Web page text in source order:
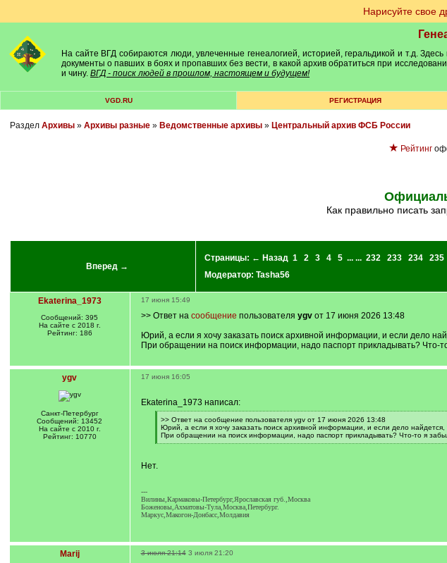
Нарисуйте свое
На сайте ВГД собираются люди, увлеченные генеалогией, историей, геральдикой и т.д.
документы о павших в боях и пропавших без вести, в какой архив обратиться при
и чину. ВГД - поиск людей в прошлом, настоящем и будущем!
VGD.RU РЕГИСТРАЦИЯ
Раздел Архивы» Архивы разные» Ведомственные архивы» Центральный архив ФСБ России
★ Рейтинг
как правильно писать
Вперед →
Страницы: ← Назад 1 2 3 4 5 ... ... 232 233 234 235
Модератор: Tasha56
Ekaterina_1973
Сообщений: 395
На сайте с 2018 г.
Рейтинг: 186
17 июня 15:49
>> Ответ на сообщение пользователя ygvот 17 июня 2026 13:48
Юрий, а если я хочу заказать поиск архивной информации, и если дело
При обращении на поиск информации, надо паспорт прикладывать? Что-
ygv
Санкт-Петербург
Сообщений: 13452
На сайте с 2010 г.
Рейтинг: 10770
17 июня 16:05
Ekaterina_1973 написал:
[
q
]
>> Ответ на сообщение пользователя ygv от 17 июня 2026 13:48
Юрий, а если я хочу заказать поиск архивной информации, и если дело найдется,
При обращении на поиск информации, надо паспорт прикладывать? Что-то я
[
Нет.
---
Вилины,Кармаковы-Петербург,Ярославская губ.,Москва
Боженовы,Ахматовы-Тула,Москва,Петербург.
Маркус,Макогон-Донбасс,Молдавия
Marij 3 июля 21:14 3 июля 21:20